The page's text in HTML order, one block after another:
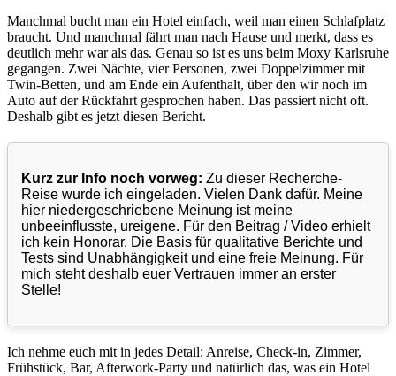
Manchmal bucht man ein Hotel einfach, weil man einen Schlafplatz
braucht. Und manchmal fährt man nach Hause und merkt, dass es
deutlich mehr war als das. Genau so ist es uns beim Moxy Karlsruhe
gegangen. Zwei Nächte, vier Personen, zwei Doppelzimmer mit
Twin-Betten, und am Ende ein Aufenthalt, über den wir noch im
Auto auf der Rückfahrt gesprochen haben. Das passiert nicht oft.
Deshalb gibt es jetzt diesen Bericht.
Kurz zur Info noch vorweg: Zu dieser Recherche-
Reise wurde ich eingeladen. Vielen Dank dafür. Meine
hier niedergeschriebene Meinung ist meine
unbeeinflusste, ureigene. Für den Beitrag / Video erhielt
ich kein Honorar. Die Basis für qualitative Berichte und
Tests sind Unabhängigkeit und eine freie Meinung. Für
mich steht deshalb euer Vertrauen immer an erster
Stelle!
Ich nehme euch mit in jedes Detail: Anreise, Check-in, Zimmer,
Frühstück, Bar, Afterwork-Party und natürlich das, was ein Hotel